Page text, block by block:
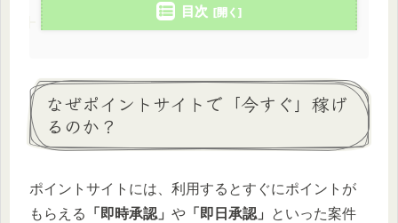
目次
なぜポイントサイトで「今すぐ」稼げ
るのか？
ポイントサイトには、利用するとすぐにポイントが
もらえる
「即時承認」 や 「即日承認」
といった案件